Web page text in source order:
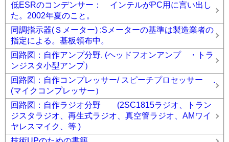
低ESRのコンデンサー： インテルがPC用に言い出し
た。2002年夏のこと。
同調指示器(Ｓメーター) :Sメーターの基準は製造業者の
指定による。基板領布中。
回路図：自作アンプ分野. (ヘッドフオンアンプ ・トラ
ンジスタ小型アンプ）
回路図：自作コンプレッサー/ スピーチプロセッサー .
(マイクコンプレッサー）
回路図：自作ラジオ分野 (2SC1815ラジオ、トラン
ジスタラジオ、再生式ラジオ、真空管ラジオ、AMワイ
ヤレスマイク、等 )